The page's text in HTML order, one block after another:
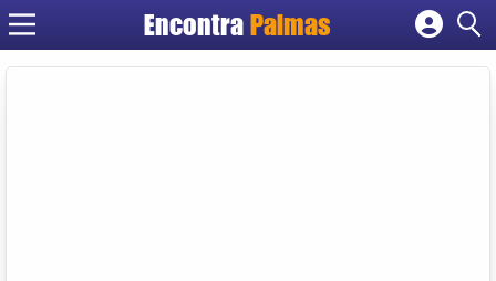
Encontra Palmas
Cadastrar empresa